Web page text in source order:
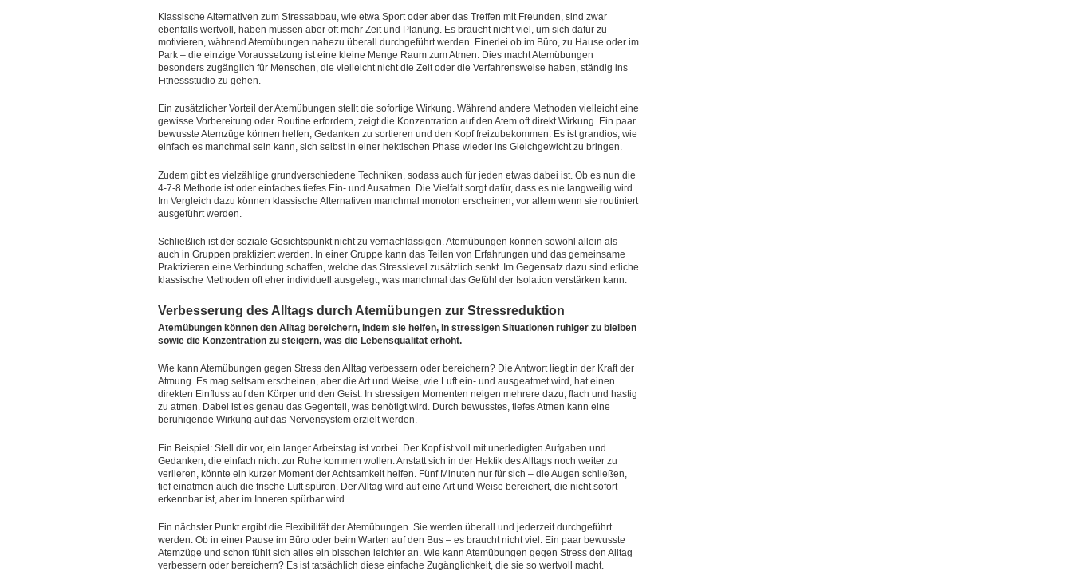
Klassische Alternativen zum Stressabbau, wie etwa Sport oder aber das Treffen mit Freunden, sind zwar
ebenfalls wertvoll, haben müssen aber oft mehr Zeit und Planung. Es braucht nicht viel, um sich dafür zu
motivieren, während Atemübungen nahezu überall durchgeführt werden. Einerlei ob im Büro, zu Hause oder im
Park – die einzige Voraussetzung ist eine kleine Menge Raum zum Atmen. Dies macht Atemübungen
besonders zugänglich für Menschen, die vielleicht nicht die Zeit oder die Verfahrensweise haben, ständig ins
Fitnessstudio zu gehen.
Ein zusätzlicher Vorteil der Atemübungen stellt die sofortige Wirkung. Während andere Methoden vielleicht eine
gewisse Vorbereitung oder Routine erfordern, zeigt die Konzentration auf den Atem oft direkt Wirkung. Ein paar
bewusste Atemzüge können helfen, Gedanken zu sortieren und den Kopf freizubekommen. Es ist grandios, wie
einfach es manchmal sein kann, sich selbst in einer hektischen Phase wieder ins Gleichgewicht zu bringen.
Zudem gibt es vielzählige grundverschiedene Techniken, sodass auch für jeden etwas dabei ist. Ob es nun die
4-7-8 Methode ist oder einfaches tiefes Ein- und Ausatmen. Die Vielfalt sorgt dafür, dass es nie langweilig wird.
Im Vergleich dazu können klassische Alternativen manchmal monoton erscheinen, vor allem wenn sie routiniert
ausgeführt werden.
Schließlich ist der soziale Gesichtspunkt nicht zu vernachlässigen. Atemübungen können sowohl allein als
auch in Gruppen praktiziert werden. In einer Gruppe kann das Teilen von Erfahrungen und das gemeinsame
Praktizieren eine Verbindung schaffen, welche das Stresslevel zusätzlich senkt. Im Gegensatz dazu sind etliche
klassische Methoden oft eher individuell ausgelegt, was manchmal das Gefühl der Isolation verstärken kann.
Verbesserung des Alltags durch Atemübungen zur Stressreduktion
Atemübungen können den Alltag bereichern, indem sie helfen, in stressigen Situationen ruhiger zu bleiben
sowie die Konzentration zu steigern, was die Lebensqualität erhöht.
Wie kann Atemübungen gegen Stress den Alltag verbessern oder bereichern? Die Antwort liegt in der Kraft der
Atmung. Es mag seltsam erscheinen, aber die Art und Weise, wie Luft ein- und ausgeatmet wird, hat einen
direkten Einfluss auf den Körper und den Geist. In stressigen Momenten neigen mehrere dazu, flach und hastig
zu atmen. Dabei ist es genau das Gegenteil, was benötigt wird. Durch bewusstes, tiefes Atmen kann eine
beruhigende Wirkung auf das Nervensystem erzielt werden.
Ein Beispiel: Stell dir vor, ein langer Arbeitstag ist vorbei. Der Kopf ist voll mit unerledigten Aufgaben und
Gedanken, die einfach nicht zur Ruhe kommen wollen. Anstatt sich in der Hektik des Alltags noch weiter zu
verlieren, könnte ein kurzer Moment der Achtsamkeit helfen. Fünf Minuten nur für sich – die Augen schließen,
tief einatmen auch die frische Luft spüren. Der Alltag wird auf eine Art und Weise bereichert, die nicht sofort
erkennbar ist, aber im Inneren spürbar wird.
Ein nächster Punkt ergibt die Flexibilität der Atemübungen. Sie werden überall und jederzeit durchgeführt
werden. Ob in einer Pause im Büro oder beim Warten auf den Bus – es braucht nicht viel. Ein paar bewusste
Atemzüge und schon fühlt sich alles ein bisschen leichter an. Wie kann Atemübungen gegen Stress den Alltag
verbessern oder bereichern? Es ist tatsächlich diese einfache Zugänglichkeit, die sie so wertvoll macht.